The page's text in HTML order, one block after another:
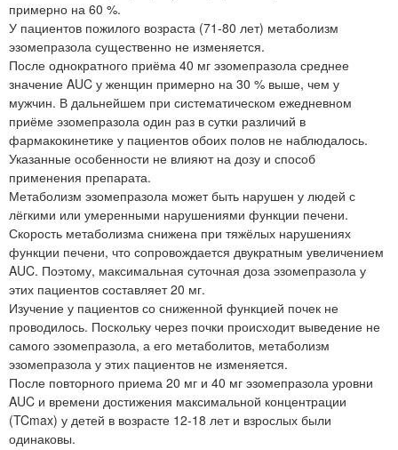
примерно на 60 %.
У пациентов пожилого возраста (71-80 лет) метаболизм
эзомепразола существенно не изменяется.
После однократного приёма 40 мг эзомепразола среднее
значение AUC у женщин примерно на 30 % выше, чем у
мужчин. В дальнейшем при систематическом ежедневном
приёме эзомепразола один раз в сутки различий в
фармакокинетике у пациентов обоих полов не наблюдалось.
Указанные особенности не влияют на дозу и способ
применения препарата.
Метаболизм эзомепразола может быть нарушен у людей с
лёгкими или умеренными нарушениями функции печени.
Скорость метаболизма снижена при тяжёлых нарушениях
функции печени, что сопровождается двукратным увеличением
AUC. Поэтому, максимальная суточная доза эзомепразола у
этих пациентов составляет 20 мг.
Изучение у пациентов со сниженной функцией почек не
проводилось. Поскольку через почки происходит выведение не
самого эзомепразола, а его метаболитов, метаболизм
эзомепразола у этих пациентов не изменяется.
После повторного приема 20 мг и 40 мг эзомепразола уровни
AUC и времени достижения максимальной концентрации
(TCmax) у детей в возрасте 12-18 лет и взрослых были
одинаковы.